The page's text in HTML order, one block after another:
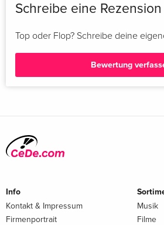
Schreibe eine Rezension
Top oder Flop? Schreibe deine
Bewertung
Info
Kontakt & Impressum
Firmenportrait
Musik
Filme